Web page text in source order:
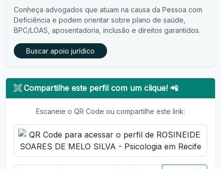
Conheça advogados que atuam na causa da Pessoa com
Deficiência e podem orientar sobre plano de saúde,
BPC/LOAS, aposentadoria, inclusão e direitos garantidos.
Buscar apoio jurídico
Compartilhe este perfil com um clique! 📲
Escaneie o QR Code ou compartilhe este link: